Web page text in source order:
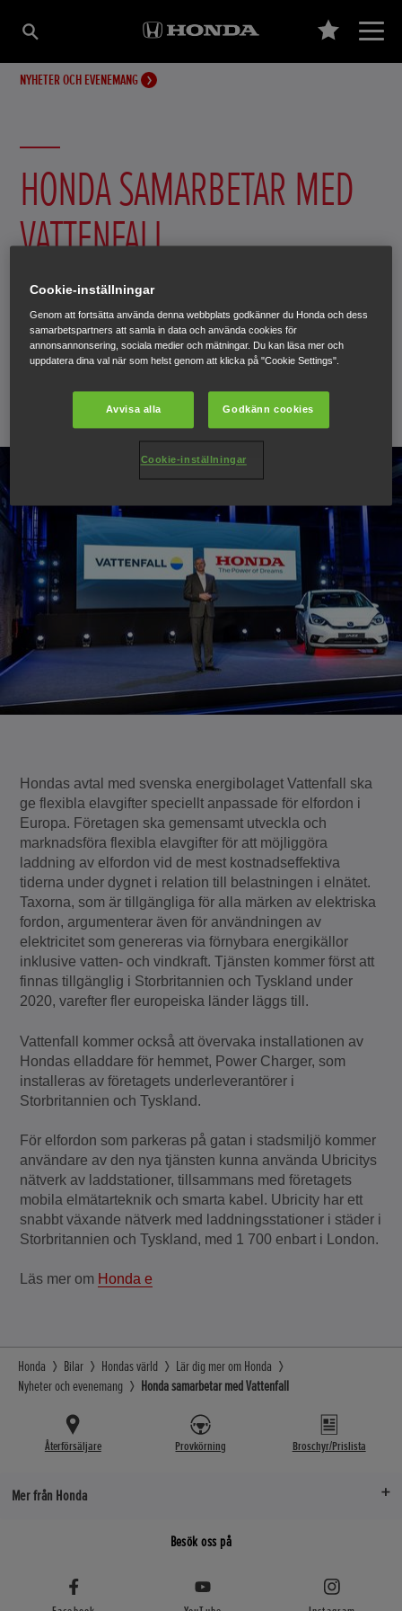
NYHETER OCH EVENEMANG
HONDA SAMARBETAR MED
VATTENFALL
Samarbetet med Vattenfall ska förenkla för elbilsförare
över hela Europa. Avtalet innebär kostnadseffektiv
laddning av elfordon samtidigt som användningen
maximeras av förnybar energi.
30 oktober 2019
Hondas avtal med svenska energibolaget Vattenfall ska
ge flexibla elavgifter speciellt anpassade för elfordon i
Europa. Företagen ska gemensamt utveckla och
marknadsföra flexibla elavgifter för att möjliggöra
laddning av elfordon vid de mest kostnadseffektiva
tiderna under dygnet i relation till belastningen i elnätet.
Taxorna, som är tillgängliga för alla märken av elektriska
fordon, argumenterar även för användningen av
elektricitet som genereras via förnybara energikällor
inklusive vatten- och vindkraft. Tjänsten kommer först att
finnas tillgänglig i Storbritannien och Tyskland under
2020, varefter fler europeiska länder läggs till.
Vattenfall kommer också att övervaka installationen av
Hondas elladdare för hemmet, Power Charger, som
installeras av företagets underleverantörer i
Storbritannien och Tyskland.
För elfordon som parkeras på gatan i stadsmiljö kommer
användare av den nya tjänsten kunna använda Ubricitys
nätverk av laddstationer, tillsammans med företagets
mobila elmätarteknik och smarta kabel. Ubricity har ett
snabbt växande nätverk med laddningsstationer i städer i
Storbritannien och Tyskland, med 1 700 enbart i London.
Läs mer om Honda e
Honda Bilar Hondas värld
Lär dig mer om Honda
Nyheter och evenemang
Honda samarbetar med Vattenfall
Återförsäljare Provkörning Broschyr/Prislista
Mer från Honda
Besök oss på
Cookie-inställningar
Genom att fortsätta använda denna webbplats godkänner du Honda och dess
samarbetspartners att samla in data och använda cookies för
annonsannonsering, sociala medier och mätningar. Du kan läsa mer och
uppdatera dina val när som helst genom att klicka på "Cookie Settings".
Avvisa alla Godkänn cookies
Cookie-inställningar